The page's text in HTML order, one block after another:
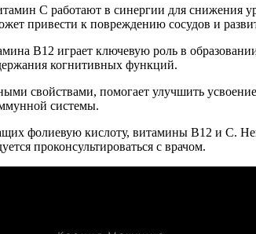
C работают в синергии для снижения
привести к повреждению сосудов и
B12 играет ключевую роль в
когнитивных функций.
свойствами, помогает улучшить
системы.
фолиевую кислоту, витамины B12 и C.
проконсультироваться с врачом.